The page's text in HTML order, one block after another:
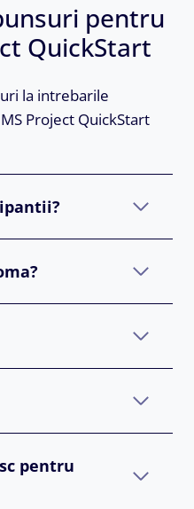
pentru
QuickStart
la intrebarile
Project QuickStart
pentru